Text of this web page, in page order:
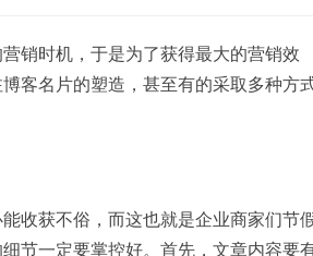
销时机，于是为了获得最大的营销效
客名片的塑造，甚至有的采取多种方
收获不俗，而这也就是企业商家们节
节一定要掌控好。首先，文章内容要